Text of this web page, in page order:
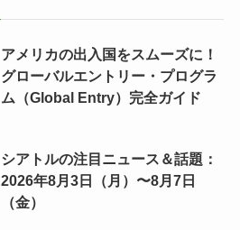
アメリカの出入国をスムーズに！
グローバルエントリー・プログラ
ム（Global Entry）完全ガイド
シアトルの注目ニュース＆話題：
2026年8月3日（月）〜8月7日
（金）